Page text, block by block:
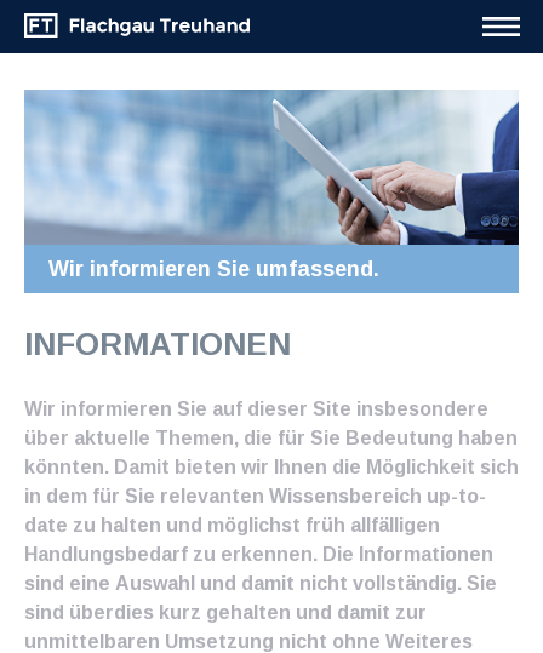
Wir informieren Sie umfassend.
INFORMATIONEN
Wir informieren Sie auf dieser Site insbesondere
über aktuelle Themen, die für Sie Bedeutung haben
könnten. Damit bieten wir Ihnen die Möglichkeit sich
in dem für Sie relevanten Wissensbereich up-to-
date zu halten und möglichst früh allfälligen
Handlungsbedarf zu erkennen. Die Informationen
sind eine Auswahl und damit nicht vollständig. Sie
sind überdies kurz gehalten und damit zur
unmittelbaren Umsetzung nicht ohne Weiteres